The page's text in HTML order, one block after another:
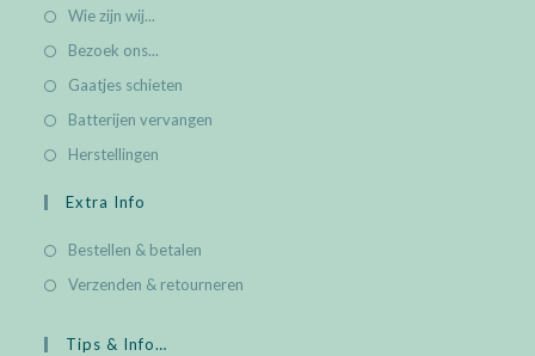
new
tab
new
tab
Wie zijn wij...
Bezoek ons...
Gaatjes schieten
Batterijen vervangen
Herstellingen
Extra Info
Bestellen & betalen
Verzenden & retourneren
Tips & Info…